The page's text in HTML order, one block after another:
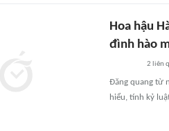
Hoa hậu
đình hào
2 liên
Đăng quang từ
hiểu, tính kỷ